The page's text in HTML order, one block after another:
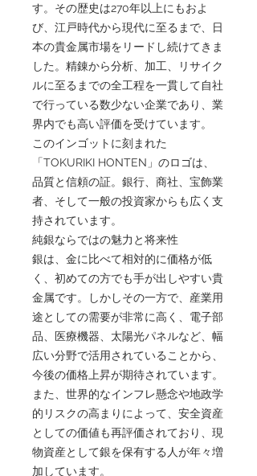
す。その歴史は270年以上にもおよ
び、江戸時代から現代に至るまで、日
本の貴金属市場をリードし続けてきま
した。精錬から分析、加工、リサイク
ルに至るまでの全工程を一貫して自社
で行っている数少ない企業であり、業
界内でも高い評価を受けています。
このインゴットに刻まれた
「TOKURIKI HONTEN」のロゴは、
品質と信頼の証。銀行、商社、宝飾業
者、そして一般の投資家からも広く支
持されています。
純銀ならではの魅力と将来性
銀は、金に比べて相対的に価格が低
く、初めての方でも手が出しやすい貴
金属です。しかしその一方で、産業用
途としての需要が非常に高く、電子部
品、医療機器、太陽光パネルなど、幅
広い分野で活用されていることから、
今後の価格上昇が期待されています。
また、世界的なインフレ懸念や地政学
的リスクの高まりによって、安全資産
としての価値も再評価されており、現
物資産として銀を保有する人が年々増
加しています。